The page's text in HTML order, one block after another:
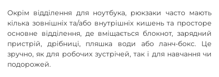
Окрім відділення для ноутбука, рюкзаки часто мають
кілька зовнішніх та/або внутрішніх кишень та просторе
основне відділення, де вміщається блокнот, зарядний
пристрій, дрібниці, пляшка води або ланч-бокс. Це
зручно, як для робочих зустрічей, так і для навчання чи
подорожей.